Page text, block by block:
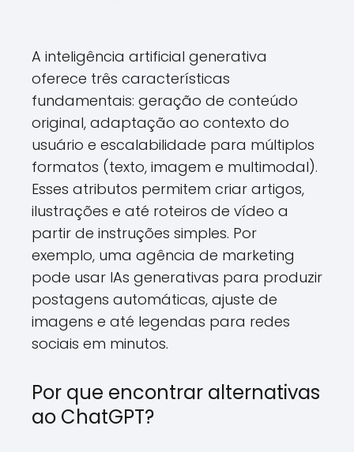
A inteligência artificial generativa
oferece três características
fundamentais: geração de conteúdo
original, adaptação ao contexto do
usuário e escalabilidade para múltiplos
formatos (texto, imagem e multimodal).
Esses atributos permitem criar artigos,
ilustrações e até roteiros de vídeo a
partir de instruções simples. Por
exemplo, uma agência de marketing
pode usar IAs generativas para produzir
postagens automáticas, ajuste de
imagens e até legendas para redes
sociais em minutos.
Por que encontrar alternativas
ao ChatGPT?